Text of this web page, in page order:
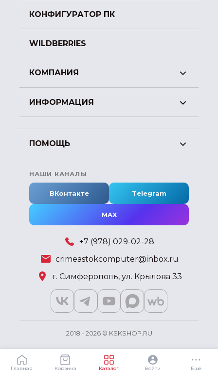
Главная Корзина Каталог Войти Ещё
КОНФИГУРАТОР ПК
WILDBERRIES
КОМПАНИЯ
ИНФОРМАЦИЯ
ПОМОЩЬ
НАШИ КАНАЛЫ
ВКонтакте Telegram
MAX
+7 (978) 029-02-28
crimeastokcomputer@inbox.ru
г. Симферополь, ул. Крылова 33
2018 - 2026 © KSKSHOP.RU